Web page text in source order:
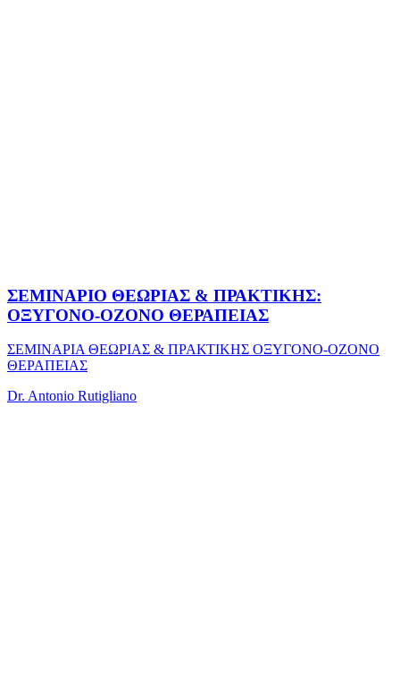
ΣΕΜΙΝΑΡΙΟ ΘΕΩΡΙΑΣ & ΠΡΑΚΤΙΚΗΣ:
ΟΞΥΓΟΝΟ-ΟΖΟΝΟ ΘΕΡΑΠΕΙΑΣ
ΣΕΜΙΝΑΡΙΑ ΘΕΩΡΙΑΣ & ΠΡΑΚΤΙΚΗΣ ΟΞΥΓΟΝΟ-ΟΖΟΝΟ
ΘΕΡΑΠΕΙΑΣ
Dr. Antonio Rutigliano